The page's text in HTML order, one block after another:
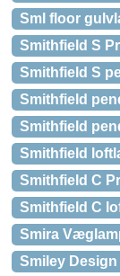
Sml floor
Smithfield S
Smithfield S
Smithfield
Smithfield
Smithfield
Smithfield C
Smithfield C
Smira
Smiley